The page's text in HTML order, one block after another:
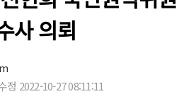
사 의뢰
정 2022-10-27 08:11:11